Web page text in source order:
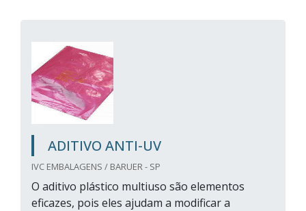
ADITIVO ANTI-UV
IVC EMBALAGENS / BARUER - SP
O aditivo plástico multiuso são elementos
eficazes, pois eles ajudam a modificar a